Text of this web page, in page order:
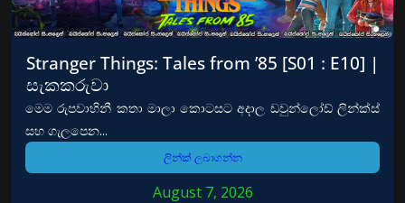
Stranger Things: Tales from ’85 [S01 : E10] |
සැකකරුවා
මෙම රුපවාහිනී කතා මාලා කොටසට අදාල ඩවුන්ලෝඩ් ලින්ක්ස්
සහ ගැලපෙන...
ලින්ක් ලබාගන්න
August 7, 2026